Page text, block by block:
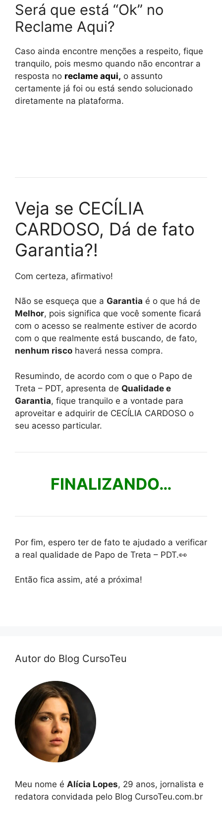
Será que está “Ok” no
Reclame Aqui?
Caso ainda encontre menções a respeito, fique
tranquilo, pois mesmo quando não encontrar a
resposta no reclame aqui, o assunto
certamente já foi ou está sendo solucionado
diretamente na plataforma.
Veja se CECÍLIA
CARDOSO, Dá de fato
Garantia?!
Com certeza, afirmativo!
Não se esqueça que a Garantia é o que há de
Melhor, pois significa que você somente ficará
com o acesso se realmente estiver de acordo
com o que realmente está buscando, de fato,
nenhum risco haverá nessa compra.
Resumindo, de acordo com o que o Papo de
Treta – PDT, apresenta de Qualidade e
Garantia, fique tranquilo e a vontade para
aproveitar e adquirir de CECÍLIA CARDOSO o
seu acesso particular.
FINALIZANDO…
Por fim, espero ter de fato te ajudado a verificar
a real qualidade de Papo de Treta – PDT.👀
Então fica assim, até a próxima!
Autor do Blog CursoTeu
Meu nome é Alícia Lopes, 29 anos, jornalista e
redatora convidada pelo Blog CursoTeu.com.br